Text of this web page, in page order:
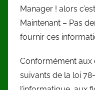
Manager ! alors
Maintenant – Pas
fournir ces
Conformément aux
suivants de la loi